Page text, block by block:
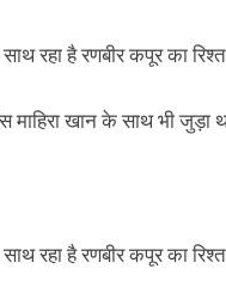
माहिरा खान के साथ भी